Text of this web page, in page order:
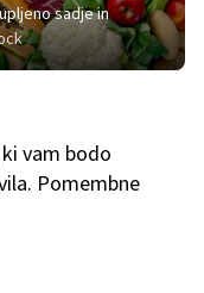
sadje in
vam bodo
Pomembne